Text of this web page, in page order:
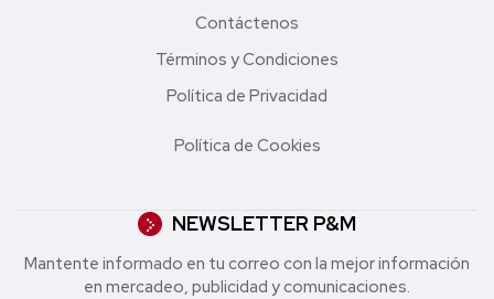
Contáctenos
Términos y Condiciones
Política de Privacidad
Política de Cookies
NEWSLETTER P&M
Mantente informado en tu correo con la mejor in formación
en mercadeo, publicidad y comunicaciones.